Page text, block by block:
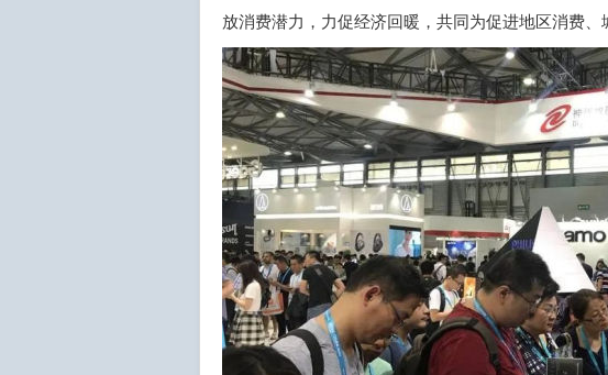
放消费潜力，力促经济回暖，共同为促进地区消费、